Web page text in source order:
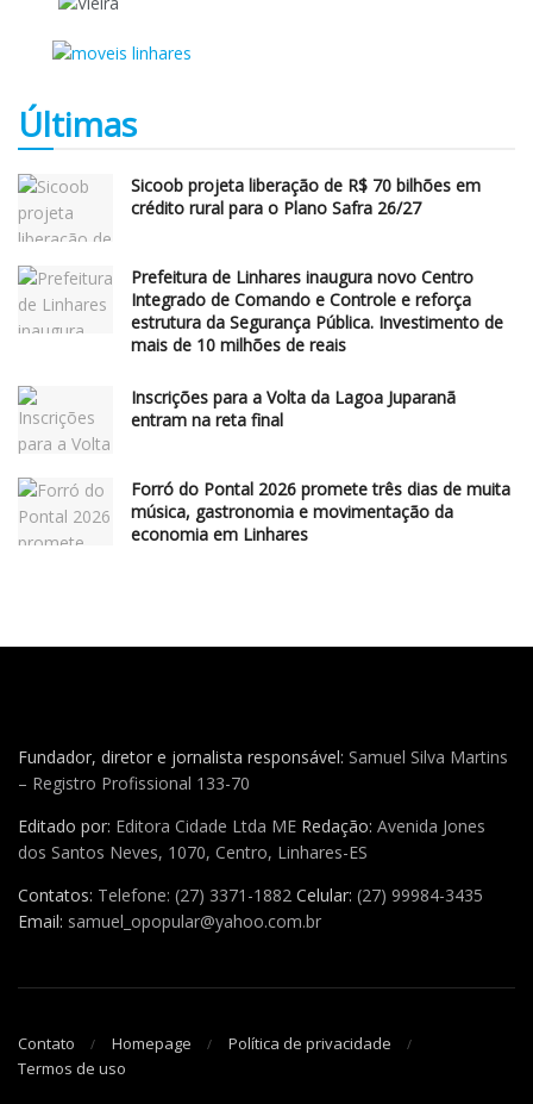
Últimas
Sicoob projeta liberação de R$ 70 bilhões em
crédito rural para o Plano Safra 26/27
Prefeitura de Linhares inaugura novo Centro
Integrado de Comando e Controle e reforça
estrutura da Segurança Pública. Investimento de
mais de 10 milhões de reais
Inscrições para a Volta da Lagoa Juparanã
entram na reta final
Forró do Pontal 2026 promete três dias de muita
música, gastronomia e movimentação da
economia em Linhares
Fundador, diretor e jornalista responsável: Samuel Silva Martins
– Registro Profissional 133-70
Editado por: Editora Cidade Ltda ME Redação: Avenida Jones
dos Santos Neves, 1070, Centro, Linhares-ES
Contatos: Telefone: (27) 3371-1882 Celular: (27) 99984-3435
Email: samuel_opopular@yahoo.com.br
Contato Homepage
Política de privacidade
Termos de uso